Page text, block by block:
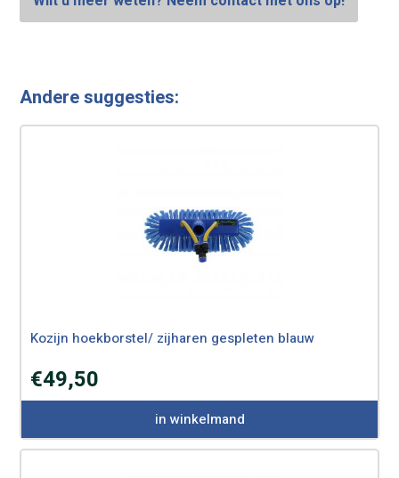
Andere suggesties:
Kozijn hoekborstel/ zijharen gespleten blauw
€49,50
in winkelmand